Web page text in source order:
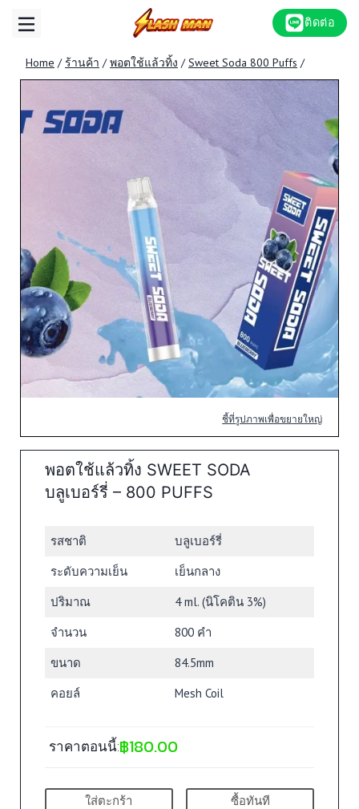
ติดต่อ
Home / ร้านค้า / พอตใช้แล้วทิ้ง / Sweet Soda 800 Puffs /
ชี้ที่รูปภาพเพื่อขยายใหญ่
พอตใช้แล้วทิ้ง SWEET SODA
บลูเบอร์รี่ – 800 PUFFS
รสชาติ
บลูเบอร์รี่
ระดับความเย็น
เย็นกลาง
ปริมาณ
4 ml. (นิโคติน 3%)
จำนวน
800 คำ
ขนาด
84.5mm
คอยล์
Mesh Coil
ราคาตอนนี้:฿180.00
ใส่ตะกร้า ซื้อทันที